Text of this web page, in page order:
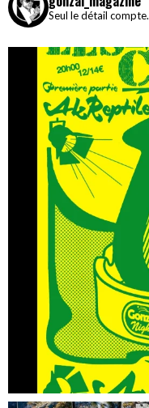
Seul le détail compte.